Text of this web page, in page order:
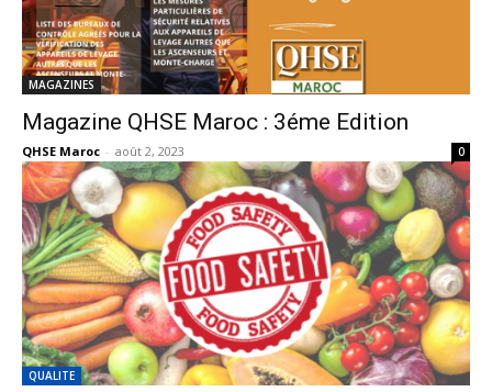
MAGAZINES
Magazine QHSE Maroc : 3éme Edition
QHSE Maroc - août 2, 2023 0
QUALITE